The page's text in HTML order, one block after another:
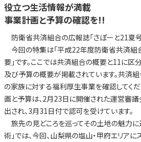
役立つ生活情報が満載
事業計画と予算の確認を!!
防衛省共済組合の広報誌「さぽーと21夏号
今回の特集は「平成22年度防衛省共済組
要」です。ここでは共済組合の概要と11に
及び予算の概要が掲載されています。共済
の家族に対する福利厚生事業を確認してく
画と予算は、2月23日に開催された運営審
出され、3月31日付で認可を受けています。
旅先の見どころを巡ってその土地の魅力に
術」では、今回、山梨県の塩山・甲府エリアに